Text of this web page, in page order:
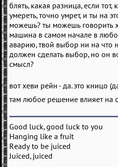
блять, какая разница, если
умереть, точно умрет, и ты на
можешь? ты можешь говорить
машина в самом начале в
аварию, твой выбор ни на что
должен сделать выбор, но он
смысл?
вот хеви рейн - да. это кницо
там любое решение влияет на
Good luck, good luck to you
Hanging like a fruit
Ready to be juiced
Juiced, juiced